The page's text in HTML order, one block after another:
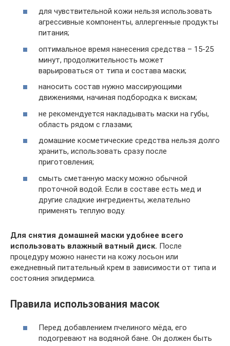
для чувствительной кожи нельзя использовать
агрессивные компоненты, аллергенные продукты
питания;
оптимальное время нанесения средства – 15-25
минут, продолжительность может
варьироваться от типа и состава маски;
наносить состав нужно массирующими
движениями, начиная подбородка к вискам;
не рекомендуется накладывать маски на губы,
область рядом с глазами;
домашние косметические средства нельзя долго
хранить, использовать сразу после
приготовления;
смыть сметанную маску можно обычной
проточной водой. Если в составе есть мед и
другие сладкие ингредиенты, желательно
применять теплую воду.
Для снятия домашней маски удобнее всего
использовать влажный ватный диск. После
процедуру можно нанести на кожу лосьон или
ежедневный питательный крем в зависимости от типа и
состояния эпидермиса.
Правила использования масок
Перед добавлением пчелиного мёда, его
подогревают на водяной бане. Он должен быть